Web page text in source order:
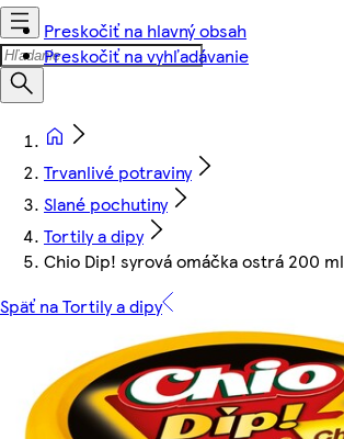
Preskočiť na hlavný obsah
Preskočiť na vyhľadávanie
Trvanlivé potraviny
Slané pochutiny
Tortily a dipy
Chio Dip! syrová omáčka ostrá 200 ml
Späť na Tortily a dipy